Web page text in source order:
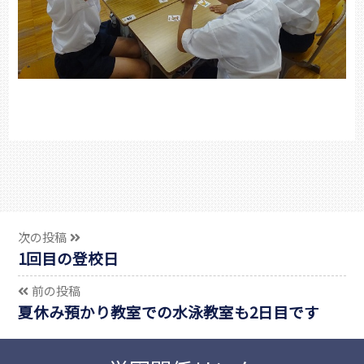
次の投稿
1回目の登校日
前の投稿
夏休み預かり教室での水泳教室も2日目です